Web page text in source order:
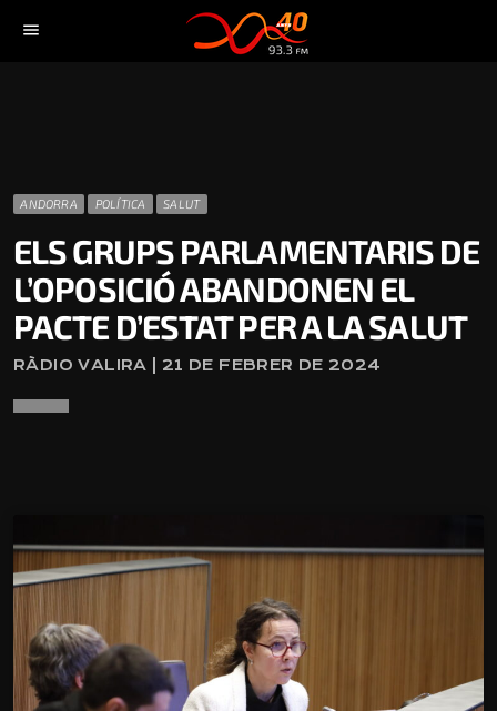
menu
ANDORRA POLÍTICA SALUT
ELS GRUPS PARLAMENTARIS DE
L’OPOSICIÓ ABANDONEN EL
PACTE D’ESTAT PER A LA SALUT
RÀDIO VALIRA | 21 DE FEBRER DE 2024